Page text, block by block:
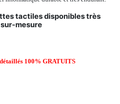
tactiles disponibles très
mesure
100% GRATUITS